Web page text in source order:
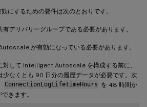
するための要件は次のとおりです。
デリバリーグループである必要があります。
が有効になっている必要があります。
対して Intelligent Autoscale を構成する前に、
少なくとも 90 日分の履歴データが必要です。次
ConnectionLogLifetimeHours を 48 時間か
きます。